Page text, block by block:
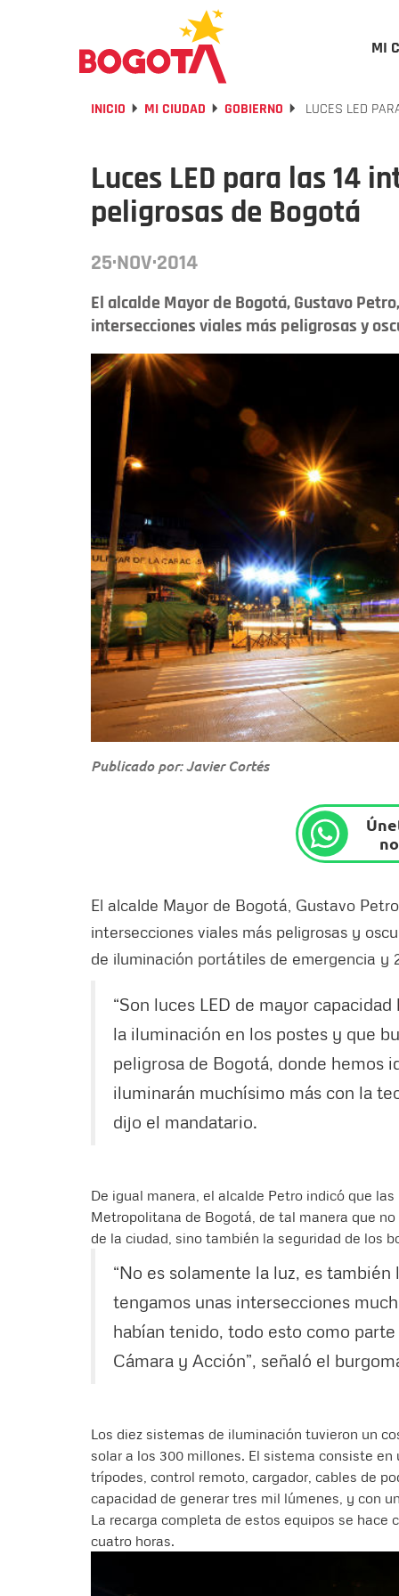
MI
INICIO MI CIUDAD GOBIERNO LUCES LED
Luces LED para las 14
peligrosas de Bogotá
25·NOV·2014
El alcalde Mayor de Bogotá, Gustavo
intersecciones viales más peligrosas y
Publicado por: Javier Cortés
El alcalde Mayor de Bogotá, Gustavo
intersecciones viales más peligrosas y
de iluminación portátiles de emergencia y
“Son luces LED de mayor
la iluminación en los postes y que
peligrosa de Bogotá, donde hemos
iluminarán muchísimo más con la
dijo el mandatario.
De igual manera, el alcalde Petro indicó que
Metropolitana de Bogotá, de tal manera que
de la ciudad, sino también la seguridad de los
“No es solamente la luz, es
tengamos unas intersecciones
habían tenido, todo esto como
Cámara y Acción”, señaló el
Los diez sistemas de iluminación tuvieron un
solar a los 300 millones. El sistema consiste
trípodes, control remoto, cargador, cables de
capacidad de generar tres mil lúmenes, y con
La recarga completa de estos equipos se
cuatro horas.